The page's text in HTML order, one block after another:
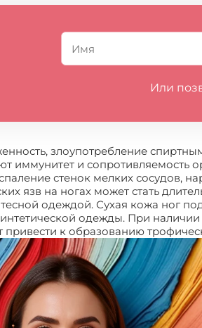
Или
злоупотребление
и сопротивляемость
стенок мелких сосудов,
язв на ногах может стать
одеждой. Сухая кожа ног
одежды. При наличии
к образованию